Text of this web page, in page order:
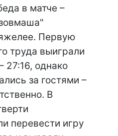
в матче –
Первую
труда выиграли
27:16, однако
за гостями –
В
перевести игру